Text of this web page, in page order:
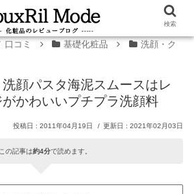
口コミ 基礎化粧品
洗顔・ク
洗顔パスタ海泥スムースはレ
がかわいいプチプラ洗顔料
2011年04月19日 2021年02月03日
の記事は約4分で読めます。
検索